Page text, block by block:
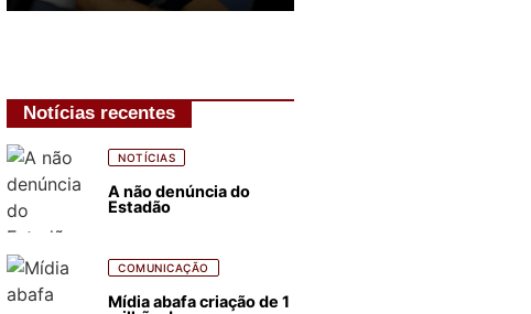
Notícias recentes
NOTÍCIAS
A não denúncia do
Estadão
COMUNICAÇÃO
Mídia abafa criação de 1